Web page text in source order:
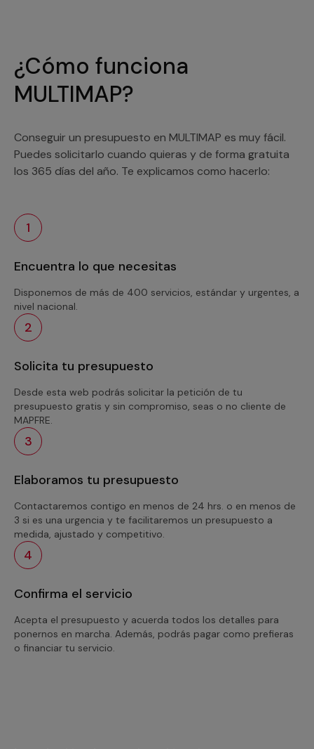
¿Cómo funciona
MULTIMAP?
Conseguir un presupuesto en MULTIMAP es muy fácil.
Puedes solicitarlo cuando quieras y de forma gratuita
los 365 días del año. Te explicamos como hacerlo:
1
Encuentra lo que necesitas
Disponemos de más de 400 servicios, estándar y urgentes, a
nivel nacional.
2
Solicita tu presupuesto
Desde esta web podrás solicitar la petición de tu
presupuesto gratis y sin compromiso, seas o no cliente de
MAPFRE.
3
Elaboramos tu presupuesto
Contactaremos contigo en menos de 24 hrs. o en menos de
3 si es una urgencia y te facilitaremos un presupuesto a
medida, ajustado y competitivo.
4
Confirma el servicio
Acepta el presupuesto y acuerda todos los detalles para
ponernos en marcha. Además, podrás pagar como prefieras
o financiar tu servicio.